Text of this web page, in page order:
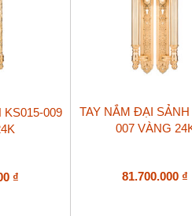
KS015-009
₫
TAY NẮM ĐẠI SẢNH
007 VÀNG
81.700.000 ₫